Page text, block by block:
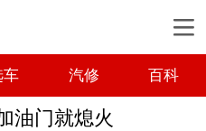
车 汽修 百科
油门就熄火